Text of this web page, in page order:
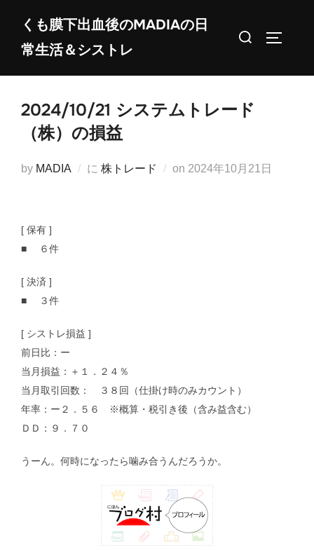
くも膜下出血後のMADIAの日
常生活＆シストレ
検
2024/10/21 システムトレード
（株）の損益
by MADIA に 株トレード on 投
2024年10月21日
[ 保有 ]
■ ６件
[ 決済 ]
■ ３件
[ シストレ損益 ]
前日比：ー
当月損益：＋１．２４％
当月取引回数： ３８回（仕掛け時のみカウント）
年率：ー２．５６ ※概算・税引き後（含み益含む）
ＤＤ：９．７０
うーん。何時になったら噛み合うんだろうか。